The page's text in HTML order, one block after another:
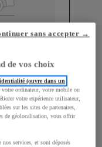
de vos choix
(ouvre dans un
votre ordinateur, votre mobile ou
votre expérience utilisateur,
sur les sites de partenaires,
de géolocalisation, vous offrir
services, et sont déposés
sans accepter →